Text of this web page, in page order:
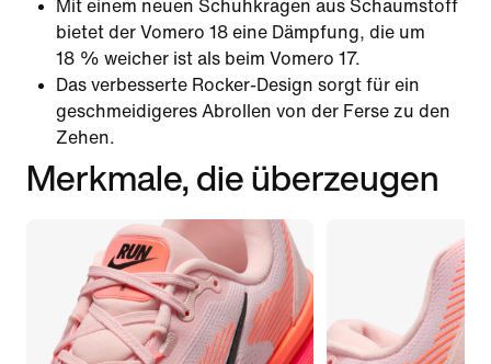
Mit einem neuen Schuhkragen aus Schaumstoff
bietet der Vomero 18 eine Dämpfung, die um
18 % weicher ist als beim Vomero 17.
Das verbesserte Rocker-Design sorgt für ein
geschmeidigeres Abrollen von der Ferse zu den
Zehen.
Merkmale, die überzeugen